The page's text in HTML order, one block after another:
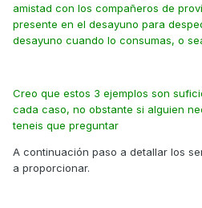
amistad con los compañeros de
presente en el desayuno para
desayuno cuando lo consumas, o
Creo que estos 3 ejemplos son
cada caso, no obstante si alguien
teneis que preguntar
A continuación paso a detallar los
a proporcionar.